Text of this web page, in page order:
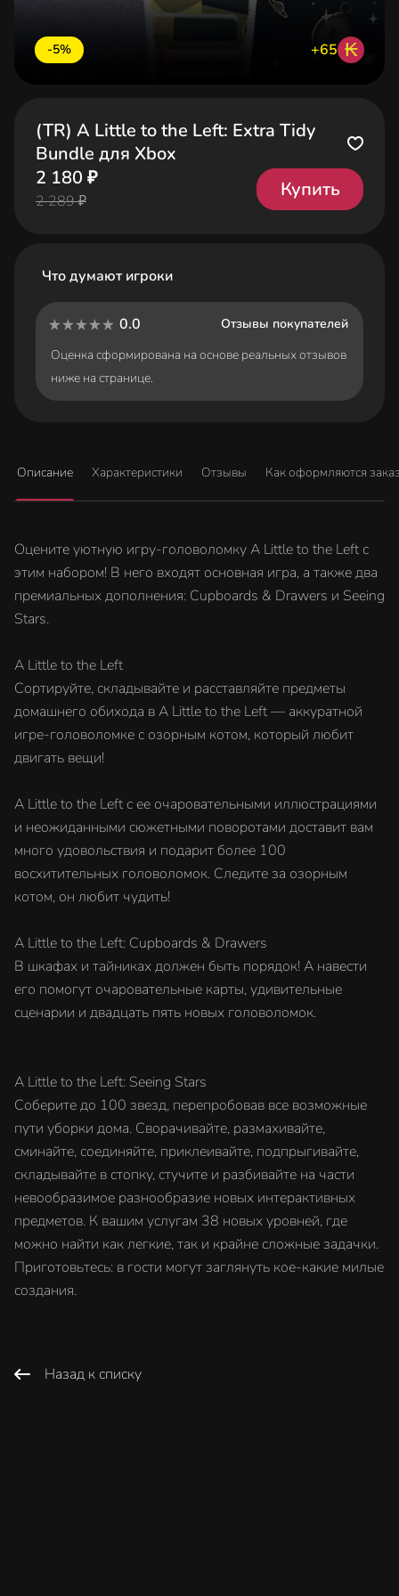
-5% +65 ₭
(TR) A Little to the Left: Extra Tidy
Bundle для Xbox
2 180 ₽
2 289 ₽
Купить
Что думают игроки
0.0
Отзывы покупателей
Оценка сформирована на основе реальных отзывов
ниже на странице.
Описание Характеристики Отзывы Как оформляются
Оцените уютную игру-головоломку A Little to the Left с
этим набором! В него входят основная игра, а также два
премиальных дополнения: Cupboards & Drawers и Seeing
Stars.
A Little to the Left
Сортируйте, складывайте и расставляйте предметы
домашнего обихода в A Little to the Left — аккуратной
игре-головоломке с озорным котом, который любит
двигать вещи!
A Little to the Left с ее очаровательными иллюстрациями
и неожиданными сюжетными поворотами доставит вам
много удовольствия и подарит более 100
восхитительных головоломок. Следите за озорным
котом, он любит чудить!
A Little to the Left: Cupboards & Drawers
В шкафах и тайниках должен быть порядок! А навести
его помогут очаровательные карты, удивительные
сценарии и двадцать пять новых головоломок.
A Little to the Left: Seeing Stars
Соберите до 100 звезд, перепробовав все возможные
пути уборки дома. Сворачивайте, размахивайте,
сминайте, соединяйте, приклеивайте, подпрыгивайте,
складывайте в стопку, стучите и разбивайте на части
невообразимое разнообразие новых интерактивных
предметов. К вашим услугам 38 новых уровней, где
можно найти как легкие, так и крайне сложные задачки.
Приготовьтесь: в гости могут заглянуть кое-какие милые
создания.
Назад к списку